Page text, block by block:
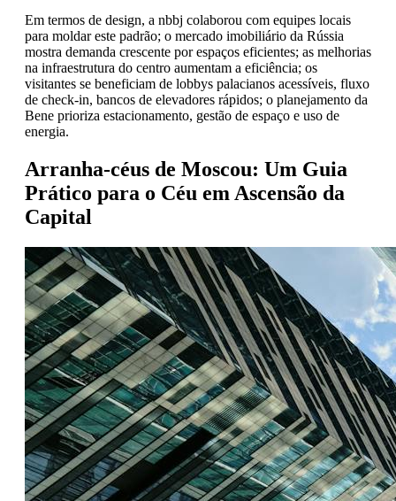
Em termos de design, a nbbj colaborou com equipes locais
para moldar este padrão; o mercado imobiliário da Rússia
mostra demanda crescente por espaços eficientes; as melhorias
na infraestrutura do centro aumentam a eficiência; os
visitantes se beneficiam de lobbys palacianos acessíveis, fluxo
de check-in, bancos de elevadores rápidos; o planejamento da
Bene prioriza estacionamento, gestão de espaço e uso de
energia.
Arranha-céus de Moscou: Um Guia
Prático para o Céu em Ascensão da
Capital